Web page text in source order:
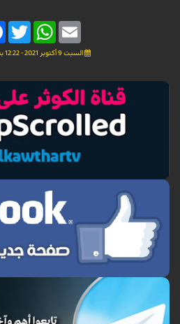
WhatsAppEmail
السبت 9 أكتوبر 2021 - 12:22 بتوقيت غرينتش